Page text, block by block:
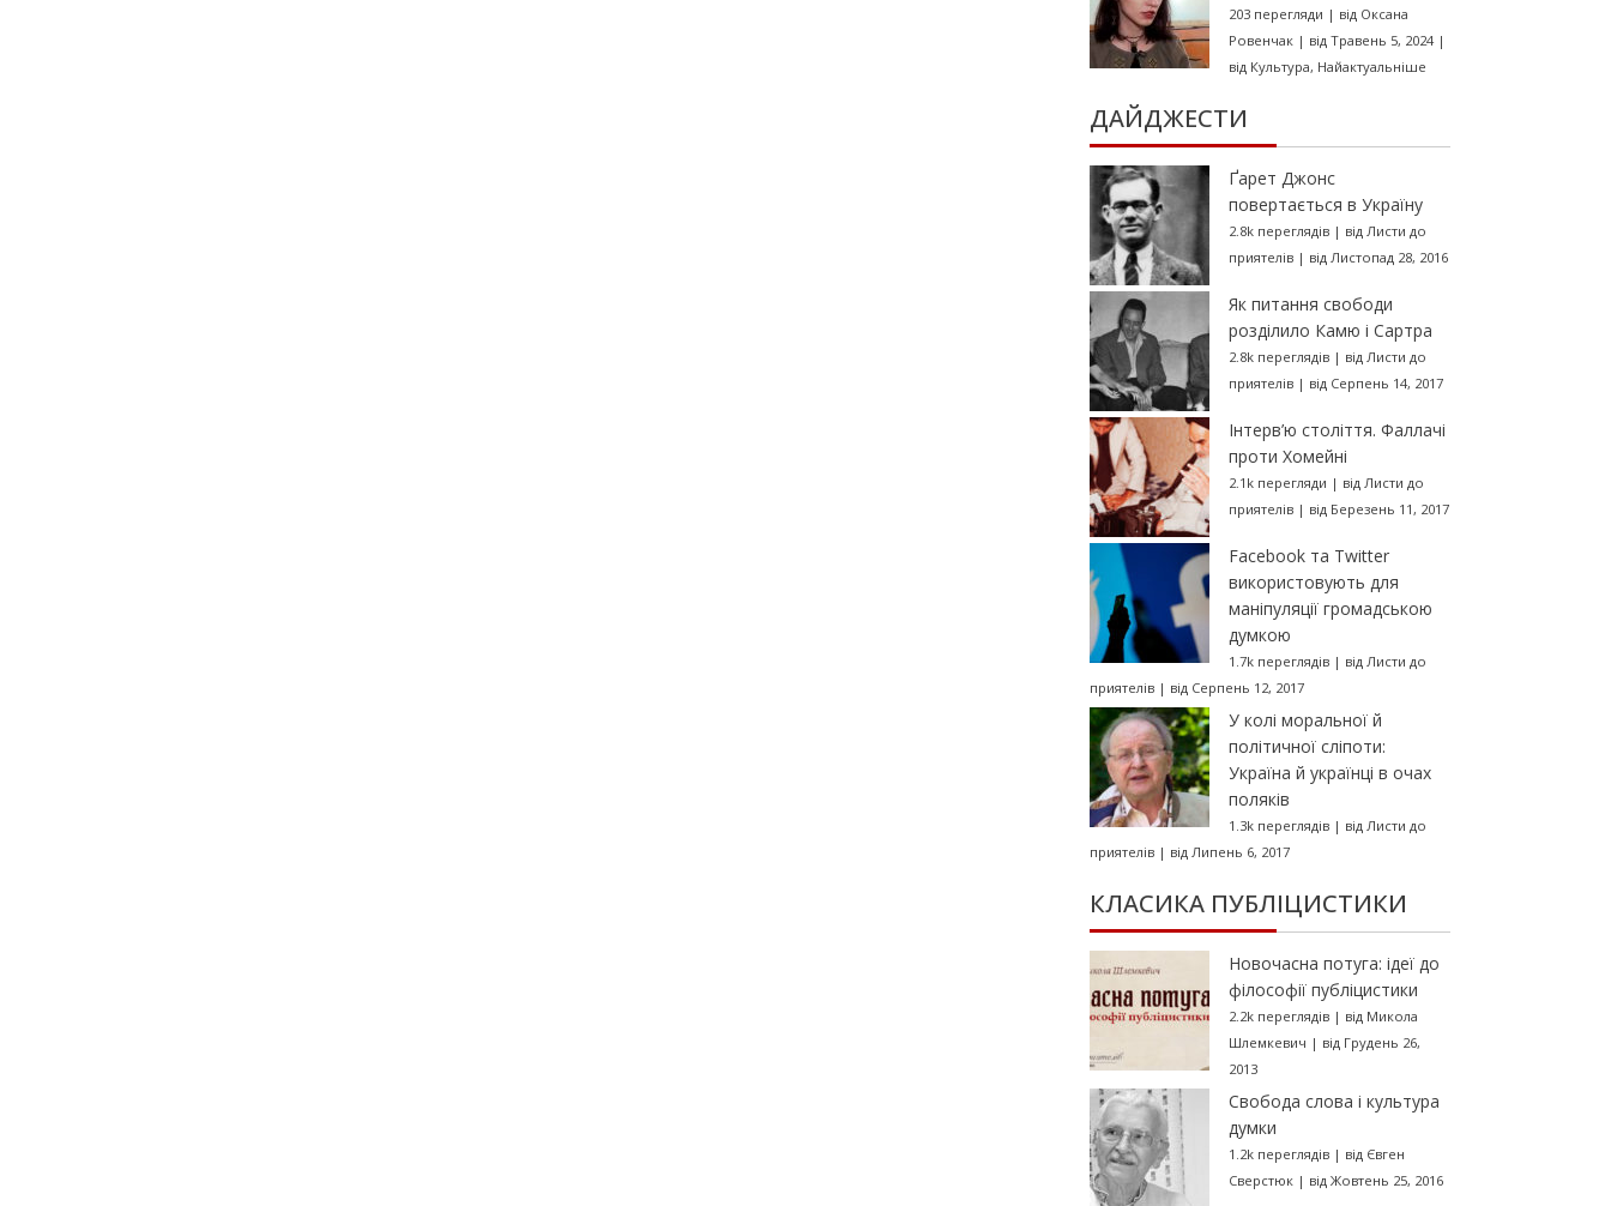
203 перегляди | від Оксана
Ровенчак| від Травень 5, 2024|
від Культура, Найактуальніше
ДАЙДЖЕСТИ
Ґарет Джонс
повертається в Україну
2.8k переглядів| від Листи до
приятелів| від Листопад 28, 2016
Як питання свободи
розділило Камю і Сартра
2.8k переглядів| від Листи до
приятелів| від Серпень 14, 2017
Інтерв’ю століття. Фаллачі
проти Хомейні
2.1k перегляди | від Листи до
приятелів| від Березень 11, 2017
Facebook та Twitter
використовують для
маніпуляції громадською
думкою
1.7k переглядів| від Листи до
приятелів| від Серпень 12, 2017
У колі моральної й
політичної сліпоти:
Україна й українці в очах
поляків
1.3k переглядів| від Листи до
приятелів| від Липень 6, 2017
КЛАСИКА ПУБЛІЦИСТИКИ
Новочасна потуга: ідеї до
філософії публіцистики
2.2k переглядів| від Микола
Шлемкевич | від Грудень 26,
2013
Свобода слова і культура
думки
1.2k переглядів| від Євген
Сверстюк| від Жовтень 25, 2016